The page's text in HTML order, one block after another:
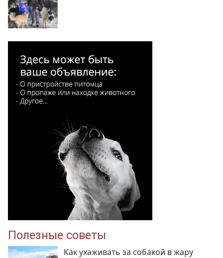
Полезные советы
Как ухаживать за собакой в жару